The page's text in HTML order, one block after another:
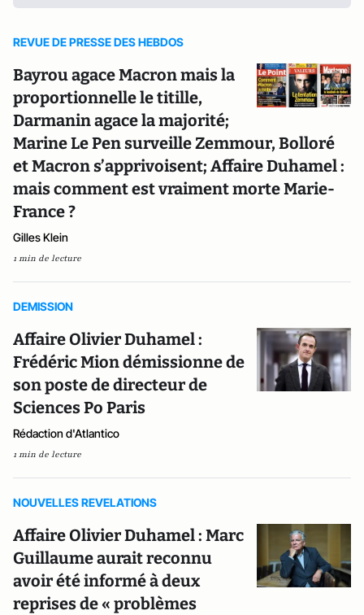
REVUE DE PRESSE DES HEBDOS
Bayrou agace Macron mais la
proportionnelle le titille,
Darmanin agace la majorité;
Marine Le Pen surveille Zemmour, Bolloré
et Macron s’apprivoisent; Affaire Duhamel :
mais comment est vraiment morte Marie-
France ?
Gilles Klein
1 min de lecture
DEMISSION
Affaire Olivier Duhamel :
Frédéric Mion démissionne de
son poste de directeur de
Sciences Po Paris
Rédaction d'Atlantico
1 min de lecture
NOUVELLES REVELATIONS
Affaire Olivier Duhamel : Marc
Guillaume aurait reconnu
avoir été informé à deux
reprises de « problèmes